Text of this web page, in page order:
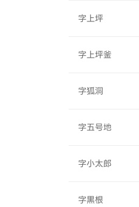
字上坪
字上坪釜
字狐洞
字五号地
字小太郎
字黒根